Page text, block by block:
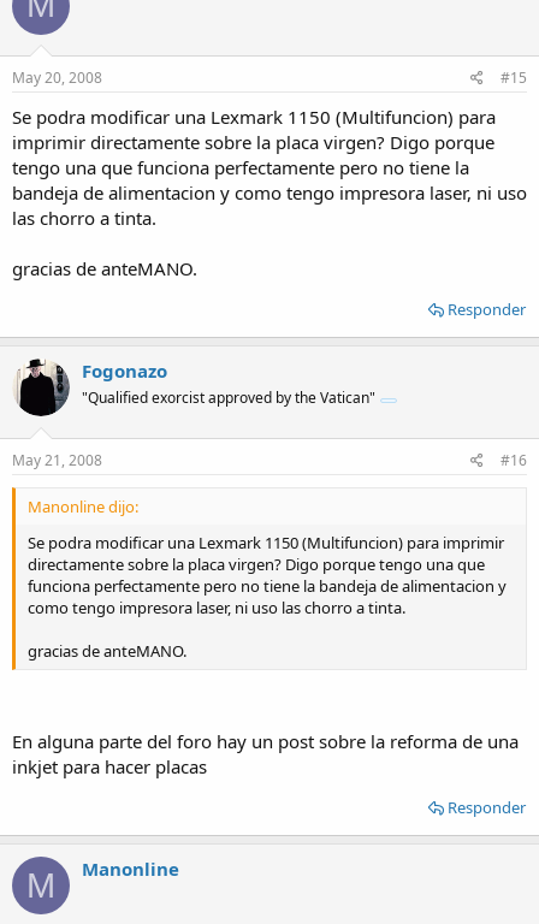
May 20, 2008 #15
Se podra modificar una Lexmark 1150 (Multifuncion) para
imprimir directamente sobre la placa virgen? Digo porque
tengo una que funciona perfectamente pero no tiene la
bandeja de alimentacion y como tengo impresora laser, ni uso
las chorro a tinta.
gracias de anteMANO.
Responder
Fogonazo
"Qualified exorcist approved by the Vatican"
May 21, 2008 #16
Manonline dijo:
Se podra modificar una Lexmark 1150 (Multifuncion) para imprimir
directamente sobre la placa virgen? Digo porque tengo una que
funciona perfectamente pero no tiene la bandeja de alimentacion y
como tengo impresora laser, ni uso las chorro a tinta.
gracias de anteMANO.
En alguna parte del foro hay un post sobre la reforma de una
inkjet para hacer placas
Responder
M Manonline